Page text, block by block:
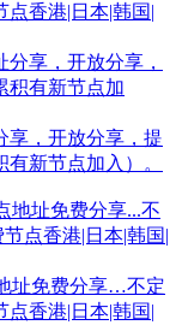
香港|日本|韩国|
享，开放分享，提
新节点加入）。
址免费分享…不定
香港|日本|韩国|